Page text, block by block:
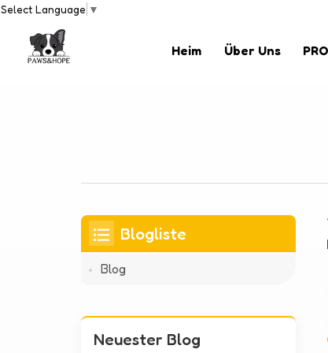
Select Language ▼
Heim Über Uns
Blogliste
Blog
Neuester Blog